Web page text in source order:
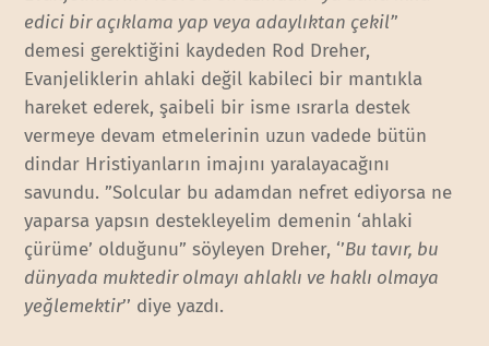
edici bir açıklama yap veya adaylıktan çekil’’
demesi gerektiğini kaydeden Rod Dreher,
Evanjeliklerin ahlaki değil kabileci bir mantıkla
hareket ederek, şaibeli bir isme ısrarla destek
vermeye devam etmelerinin uzun vadede bütün
dindar Hristiyanların imajını yaralayacağını
savundu. ”Solcular bu adamdan nefret ediyorsa ne
yaparsa yapsın destekleyelim demenin ‘ahlaki
çürüme’ olduğunu” söyleyen Dreher, ‘’Bu tavır, bu
dünyada muktedir olmayı ahlaklı ve haklı olmaya
yeğlemektir’’ diye yazdı.